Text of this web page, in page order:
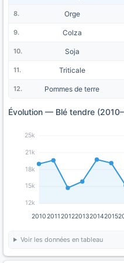
Orge
Colza
Soja
Triticale
Pommes de terre
Évolution — Blé tendre
12k
15k
18k
21k
25k
201020112012201320142015
Voir les données en tableau